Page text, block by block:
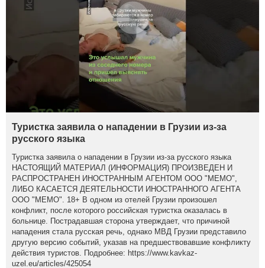
Туристка заявила о нападении в Грузии из-за
русского языка
Туристка заявила о нападении в Грузии из-за русского языка
НАСТОЯЩИЙ МАТЕРИАЛ (ИНФОРМАЦИЯ) ПРОИЗВЕДЕН И
РАСПРОСТРАНЕН ИНОСТРАННЫМ АГЕНТОМ ООО "МЕМО",
ЛИБО КАСАЕТСЯ ДЕЯТЕЛЬНОСТИ ИНОСТРАННОГО АГЕНТА
ООО "МЕМО". 18+ В одном из отелей Грузии произошел
конфликт, после которого российская туристка оказалась в
больнице. Пострадавшая сторона утверждает, что причиной
нападения стала русская речь, однако МВД Грузии представило
другую версию событий, указав на предшествовавшие конфликту
действия туристов. Подробнее: https://www.kavkaz-
uzel.eu/articles/425054